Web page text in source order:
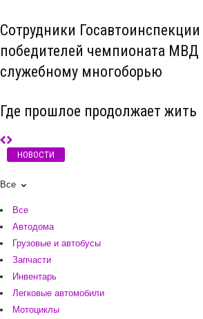
Сотрудники
победителей чемпионата МВД
служебному многоборью
Где прошлое продолжает жить
НОВОСТИ
Все
Все
Автодома
Грузовые и автобусы
Запчасти
Инвентарь
Легковые автомобили
Мотоциклы